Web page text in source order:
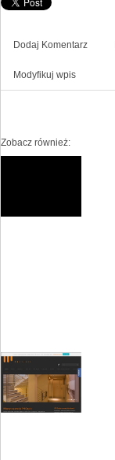
Dodaj Komentarz
Modyfikuj wpis
Zobacz również: